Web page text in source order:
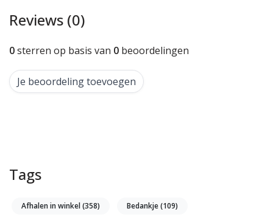
Reviews (0)
0sterren op basis van 0 beoordelingen
Je beoordeling toevoegen
Tags
Afhalen in winkel(358) Bedankje(109)